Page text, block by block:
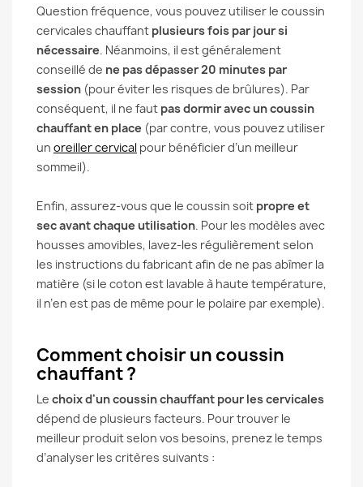
Question fréquence, vous pouvez utiliser le coussin
cervicales chauffant plusieurs fois par jour si
nécessaire. Néanmoins, il est généralement
conseillé de ne pas dépasser 20 minutes par
session (pour éviter les risques de brûlures). Par
conséquent, il ne faut pas dormir avec un coussin
chauffant en place (par contre, vous pouvez utiliser
un oreiller cervical pour bénéficier d’un meilleur
sommeil).
Enfin, assurez-vous que le coussin soit propre et
sec avant chaque utilisation. Pour les modèles avec
housses amovibles, lavez-les régulièrement selon
les instructions du fabricant afin de ne pas abîmer la
matière (si le coton est lavable à haute température,
il n’en est pas de même pour le polaire par exemple).
Comment choisir un coussin
chauffant ?
Le choix d'un coussin chauffant pour les cervicales
dépend de plusieurs facteurs. Pour trouver le
meilleur produit selon vos besoins, prenez le temps
d’analyser les critères suivants :